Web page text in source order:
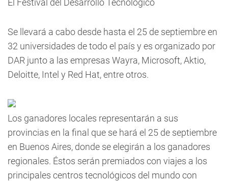
El Festival del Desarrollo Tecnológico
Se llevará a cabo desde hasta el 25 de septiembre en
32 universidades de todo el país y es organizado por
DAR junto a las empresas Wayra, Microsoft, Aktio,
Deloitte, Intel y Red Hat, entre otros.
Los ganadores locales representarán a sus
provincias en la final que se hará el 25 de septiembre
en Buenos Aires, donde se elegirán a los ganadores
regionales. Éstos serán premiados con viajes a los
principales centros tecnológicos del mundo con